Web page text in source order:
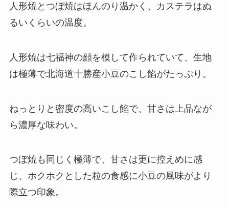
人形焼とつぼ焼はほんのり温かく、カステラはぬ
るいくらいの温度。
人形焼は七福神の顔を模して作られていて、生地
は極薄で北海道十勝産小豆のこし餡がたっぷり。
ねっとりと密度の高いこし餡で、甘さは上品なが
ら濃厚な味わい。
つぼ焼も同じく極薄で、甘さは更に控えめに感
じ、ホクホクとした粒の食感に小豆の風味がより
際立つ印象。